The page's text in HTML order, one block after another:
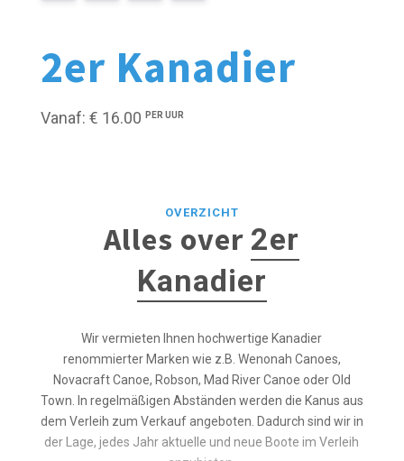
2er Kanadier
Vanaf: € 16.00 PER UUR
OVERZICHT
Alles over 2er
Kanadier
Wir vermieten Ihnen hochwertige Kanadier
renommierter Marken wie z.B. Wenonah Canoes,
Novacraft Canoe, Robson, Mad River Canoe oder Old
Town. In regelmäßigen Abständen werden die Kanus aus
dem Verleih zum Verkauf angeboten. Dadurch sind wir in
der Lage, jedes Jahr aktuelle und neue Boote im Verleih